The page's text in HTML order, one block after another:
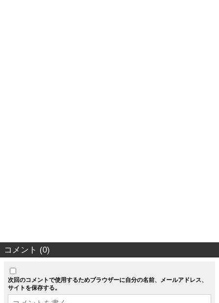
コメント (0)
次回のコメントで使用するためブラウザーに自分の名前、メールアドレス、
サイトを保存する。